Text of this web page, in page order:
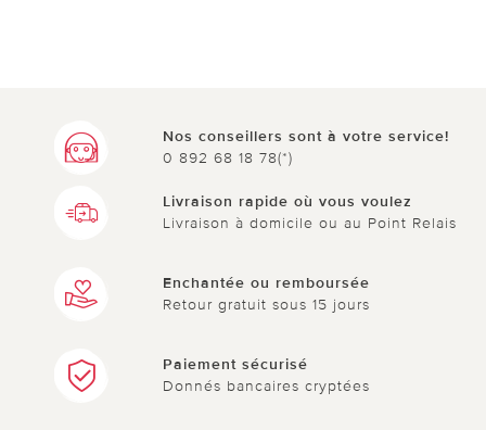
Nos conseillers sont à votre service!
0 892 68 18 78(*)
Livraison rapide où vous voulez
Livraison à domicile ou au Point Relais
Enchantée ou remboursée
Retour gratuit sous 15 jours
Paiement sécurisé
Donnés bancaires cryptées